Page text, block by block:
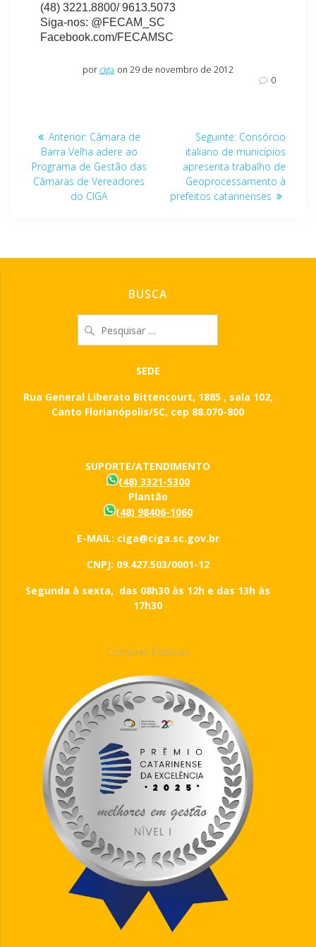
(48) 3221.8800/ 9613.5073
Siga-nos: @FECAM_SC
Facebook.com/FECAMSC
por ciga on 29 de novembro de 2012
0
Navegação
de
Post
Anterior: Post
anterior:
Câmara de
Barra Velha adere ao
Programa de Gestão das
Câmaras de Vereadores
do CIGA
Seguinte: Post
seguinte:
Consórcio
italiano de municípios
apresenta trabalho de
Geoprocessamento à
prefeitos catarinenses
BUSCA
por:
SEDE
Rua General Liberato Bittencourt, 1885 , sala 102,
Canto Florianópolis/SC, cep 88.070-800
SUPORTE/ATENDIMENTO
(48) 3321-5300
Plantão
(48) 98406-1060
E-MAIL: ciga@ciga.sc.gov.br
CNPJ: 09.427.503/0001-12
Segunda à sexta, das 08h30 às 12h e das 13h às
17h30
Compras Públicas